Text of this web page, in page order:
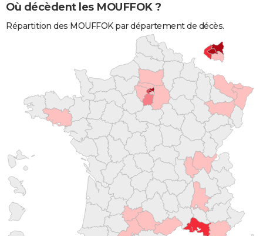
Où décèdent les MOUFFOK ?
Répartition des MOUFFOK par département de décès.